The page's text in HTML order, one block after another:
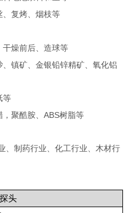
、复烤、烟枝等
干燥前后、造球等
镇矿、金银铅锌精矿、氧化铝
等
，聚酷胺、ABS树脂等
、制药行业、化工行业、木材行
头